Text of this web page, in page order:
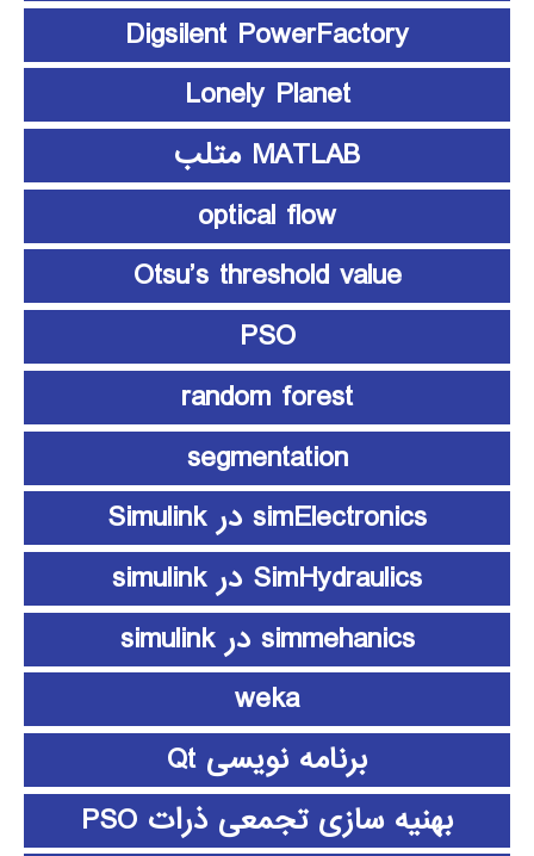
Digsilent PowerFactory
Lonely Planet
MATLAB متلب
optical flow
Otsu’s threshold value
PSO
random forest
segmentation
simElectronics در Simulink
SimHydraulics در simulink
simmehanics در simulink
weka
برنامه نویسی Qt
بهنیه سازی تجمعی ذرات PSO